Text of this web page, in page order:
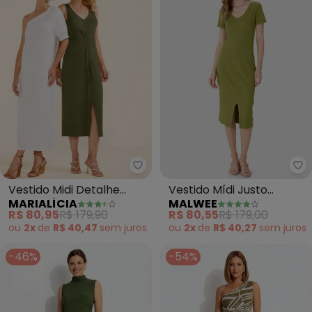
Marialícia - Vestido Midi
Vestido Midi Detalhe
Torcido Feminino (Verde)
MARIALÍCIA
R$ 80,95R$ 179,90
ou 2x de R$ 40,47 sem juros
Vestido Mídi Justo
Acinturado Canelado
(Verde)
MALWEE
R$ 80,55R$ 179,00
ou 2x de R$ 40,27 sem juros
-46% -54%